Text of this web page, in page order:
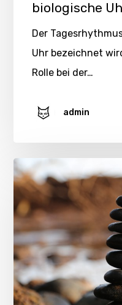
biologische
Der
Uhr bezeichnet
Rolle bei der…
admin